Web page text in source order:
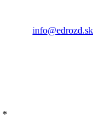
info@edrozd.sk
*